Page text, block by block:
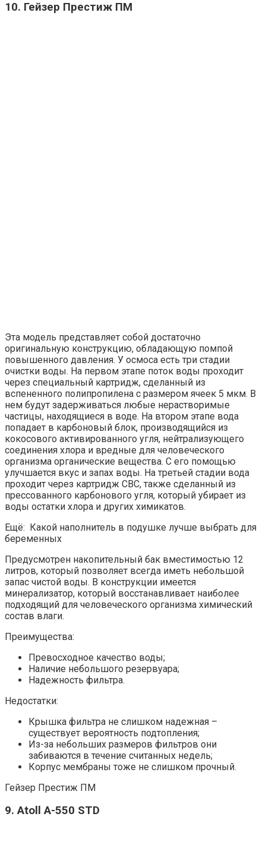
10. Гейзер Престиж ПМ
Эта модель представляет собой достаточно
оригинальную конструкцию, обладающую помпой
повышенного давления. У осмоса есть три стадии
очистки воды. На первом этапе поток воды проходит
через специальный картридж, сделанный из
вспененного полипропилена с размером ячеек 5 мкм. В
нем будут задерживаться любые нерастворимые
частицы, находящиеся в воде. На втором этапе вода
попадает в карбоновый блок, производящийся из
кокосового активированного угля, нейтрализующего
соединения хлора и вредные для человеческого
организма органические вещества. С его помощью
улучшается вкус и запах воды. На третьей стадии вода
проходит через картридж СВС, также сделанный из
прессованного карбонового угля, который убирает из
воды остатки хлора и других химикатов.
Ещё: Какой наполнитель в подушке лучше выбрать для
беременных
Предусмотрен накопительный бак вместимостью 12
литров, который позволяет всегда иметь небольшой
запас чистой воды. В конструкции имеется
минерализатор, который восстанавливает наиболее
подходящий для человеческого организма химический
состав влаги.
Преимущества:
Превосходное качество воды;
Наличие небольшого резервуара;
Надежность фильтра.
Недостатки:
Крышка фильтра не слишком надежная –
существует вероятность подтопления;
Из-за небольших размеров фильтров они
забиваются в течение считанных недель;
Корпус мембраны тоже не слишком прочный.
Гейзер Престиж ПМ
9. Atoll A-550 STD